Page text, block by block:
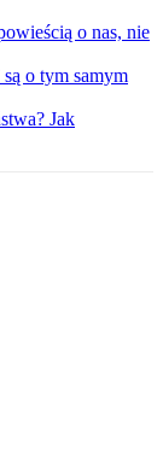
o nas, nie
o tym samym
Jak